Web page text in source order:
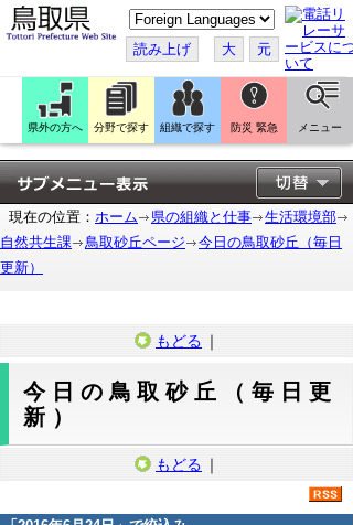
こ
の
ペ
ー
ジ
翻
訳
す
る
読み上げ 大 元
県外の方へ 分野で探す 組織で探す 防災 緊急 メニュー
現在の位置： ホーム 県の組織と仕事
生活環境部
自然共生課
鳥取砂丘ページ
今日の鳥取砂丘（毎日
更新）
もどる ｜
今日の鳥取砂丘（毎日更
新）
もどる ｜